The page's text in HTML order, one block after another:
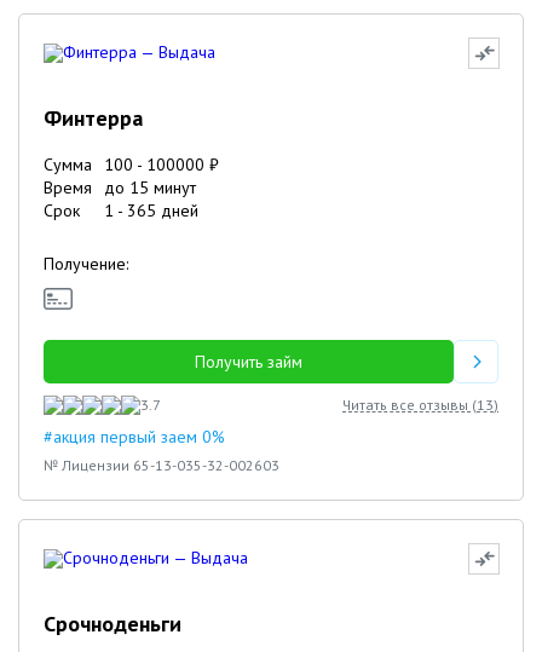
Финтерра
Сумма 100 - 100000 ₽
Время
до 15 минут
Срок
1 - 365 дней
Получение:
Получить займ
3.7 Читать все отзывы (13)
#акция первый заем 0%
№ Лицензии 65-13-035-32-002603
Срочноденьги